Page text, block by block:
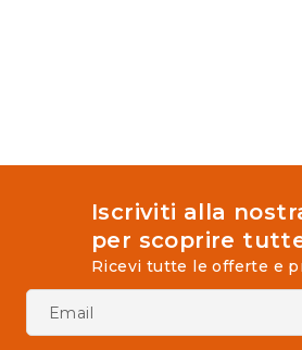
Iscriviti alla
per scoprire
Ricevi tutte le offerte e